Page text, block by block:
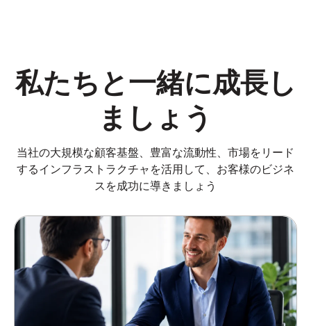
私たちと一緒に成長し
ましょう
当社の大規模な顧客基盤、豊富な流動性、市場をリード
するインフラストラクチャを活用して、お客様のビジネ
スを成功に導きましょう